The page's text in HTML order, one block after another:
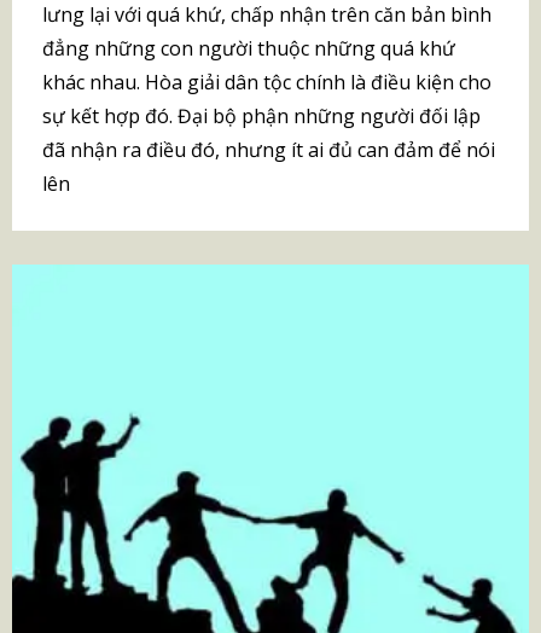
lưng lại với quá khứ, chấp nhận trên căn bản bình
đẳng những con người thuộc những quá khứ
khác nhau. Hòa giải dân tộc chính là điều kiện cho
sự kết hợp đó. Đại bộ phận những người đối lập
đã nhận ra điều đó, nhưng ít ai đủ can đảm để nói
lên